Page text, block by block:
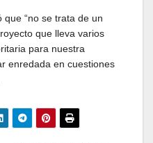
que “no se trata de un
que lleva varios
para nuestra
enredada en cuestiones